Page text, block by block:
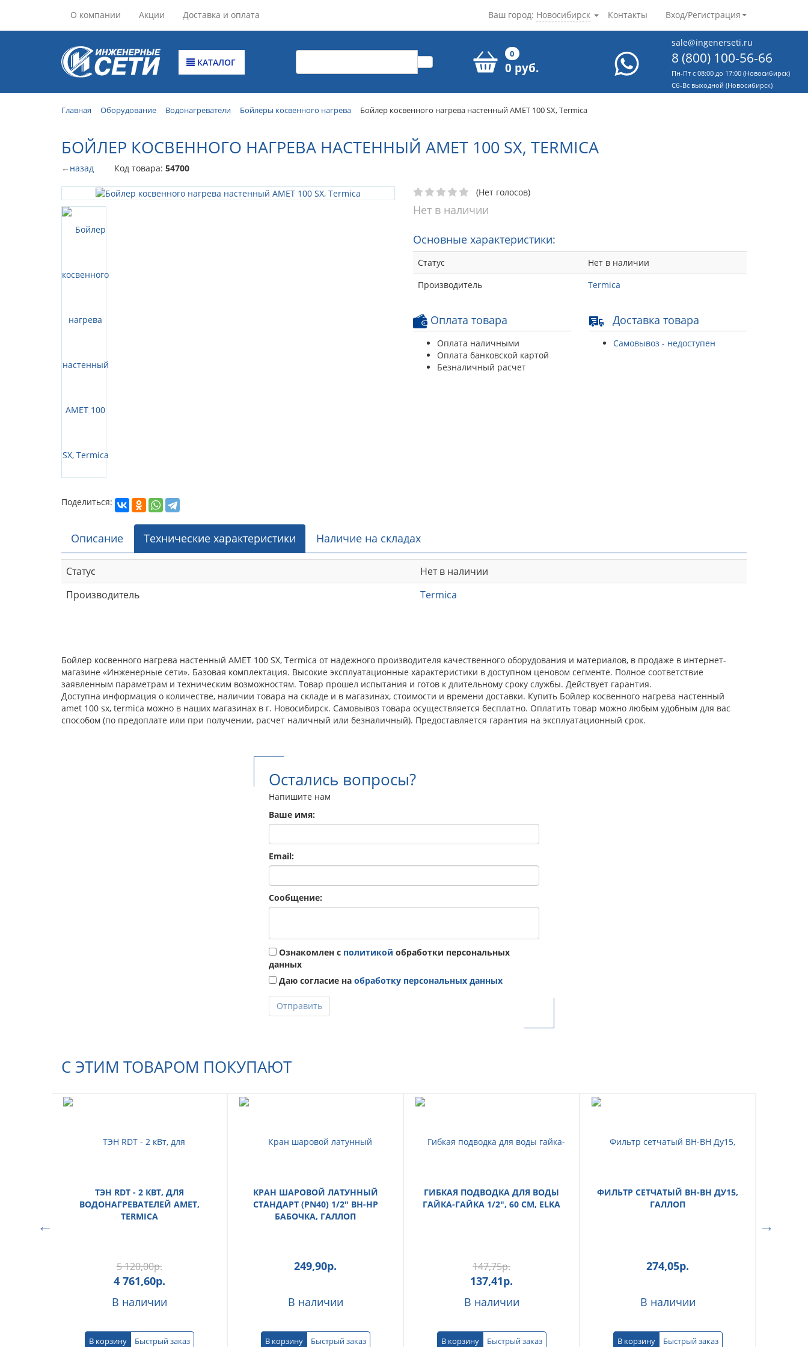
О компании Акции Доставка и оплата Контакты Вход/Регистрация
Ваш город: Новосибирск
КАТАЛОГ
0
0 руб.
sale@ingenerseti.ru
8 (800) 100-56-66
Пн-Пт с 08:00 до 17:00 (Новосибирск)
Cб-Вс выходной (Новосибирск)
Главная Оборудование Водонагреватели Бойлеры косвенного нагрева Бойлер косвенного нагрева настенный AMET 100 SX, Termica
БОЙЛЕР КОСВЕННОГО НАГРЕВА НАСТЕННЫЙ AMET 100 SX, TERMICA
←назад Код товара: 54700
Поделиться:
(Нет голосов)
Нет в наличии
Основные характеристики:
Статус
Нет в наличии
Производитель
Termica
Оплата товара
Оплата наличными
Оплата банковской картой
Безналичный расчет
Доставка товара
Самовывоз - недоступен
Описание Технические характеристики Наличие на складах
Статус
Нет в наличии
Производитель
Termica
Бойлер косвенного нагрева настенный AMET 100 SX, Termica от надежного производителя качественного оборудования и материалов, в продаже в интернет-
магазине «Инженерные сети». Базовая комплектация. Высокие эксплуатационные характеристики в доступном ценовом сегменте. Полное соответствие
заявленным параметрам и техническим возможностям. Товар прошел испытания и готов к длительному сроку службы. Действует гарантия.
Доступна информация о количестве, наличии товара на складе и в магазинах, стоимости и времени доставки. Купить Бойлер косвенного нагрева настенный
amet 100 sx, termica можно в наших магазинах в г. Новосибирск. Самовывоз товара осуществляется бесплатно. Оплатить товар можно любым удобным для вас
способом (по предоплате или при получении, расчет наличный или безналичный). Предоставляется гарантия на эксплуатационный срок.
Остались вопросы?
Напишите нам
Ваше имя:
Email:
Сообщение:
Ознакомлен с политикой обработки персональных
данных
Даю согласие на обработку персональных данных
Отправить
С ЭТИМ ТОВАРОМ ПОКУПАЮТ
ТЭН RDT - 2 КВТ, ДЛЯ
ВОДОНАГРЕВАТЕЛЕЙ AMET,
TERMICA
5 120,00р.
4 761,60р.
В наличии
В корзину Быстрый заказ
КРАН ШАРОВОЙ ЛАТУННЫЙ
СТАНДАРТ (PN40) 1/2" ВН-НР
БАБОЧКА, ГАЛЛОП
249,90р.
В наличии
В корзину Быстрый заказ
ГИБКАЯ ПОДВОДКА ДЛЯ ВОДЫ
ГАЙКА-ГАЙКА 1/2", 60 СМ, ELKA
147,75р.
137,41р.
В наличии
В корзину Быстрый заказ
ФИЛЬТР СЕТЧАТЫЙ ВН-ВН ДУ15,
ГАЛЛОП
274,05р.
В наличии
В корзину Быстрый заказ